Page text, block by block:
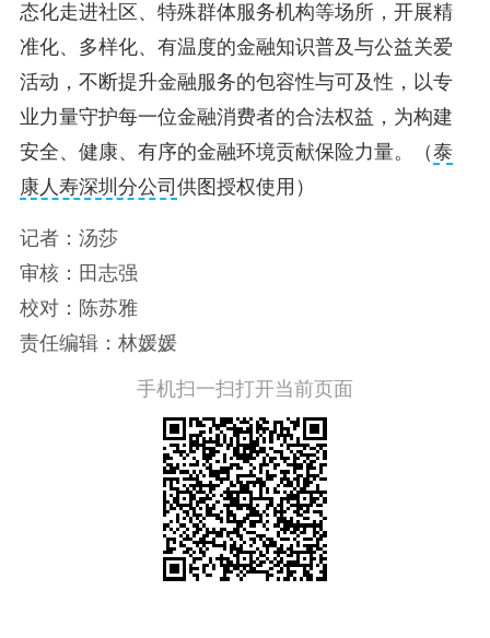
态化走进社区、特殊群体服务机构等场所，开展精
准化、多样化、有温度的金融知识普及与公益关爱
活动，不断提升金融服务的包容性与可及性，以专
业力量守护每一位金融消费者的合法权益，为构建
安全、健康、有序的金融环境贡献保险力量。（泰
康人寿深圳分公司 供图授权使用）
记者：汤莎
审核：田志强
校对：陈苏雅
责任编辑：林媛媛
手机扫一扫打开当前页面